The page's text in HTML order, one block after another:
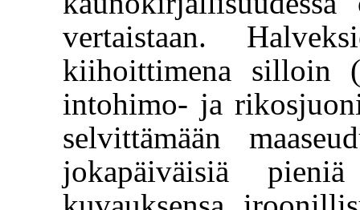
vertaistaan.
kiihoittimena silloin
intohimo- ja
selvittämään
jokapäiväisiä